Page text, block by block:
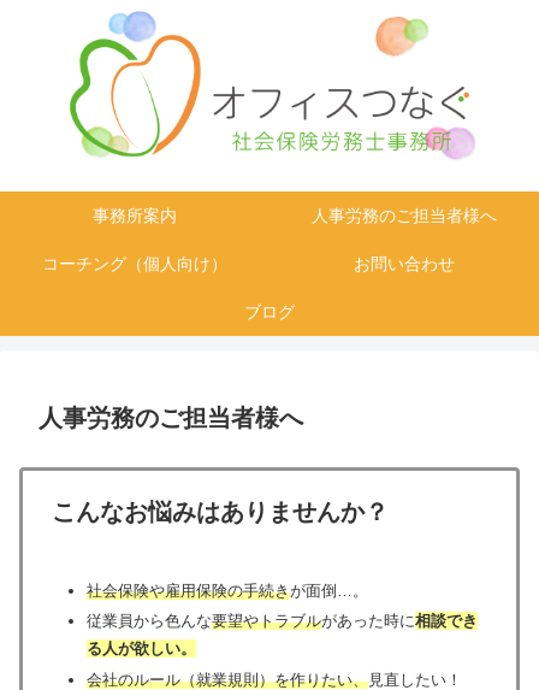
事務所案内 人事労務のご担当者様へ
コーチング（個人向け） お問い合わせ
ブログ
人事労務のご担当者様へ
こんなお悩みはありませんか？
社会保険や雇用保険の手続きが面倒…。
従業員から色んな要望やトラブルがあった時に相談でき
る人が欲しい。
会社のルール（就業規則）を作りたい、見直したい！